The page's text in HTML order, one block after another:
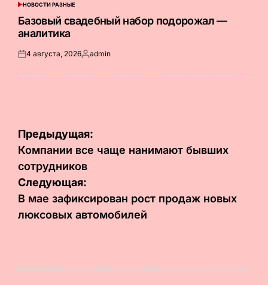
ОПУБЛИКОВАНО
В
НОВОСТИ РАЗНЫЕ
Базовый свадебный набор подорожал —
аналитика
Опубликовано
4 августа, 2026Запись
admin
Навигация
по
записям
Предыдущая:
Компании все чаще нанимают бывших
сотрудников
Следующая:
В мае зафиксирован рост продаж новых
люксовых автомобилей